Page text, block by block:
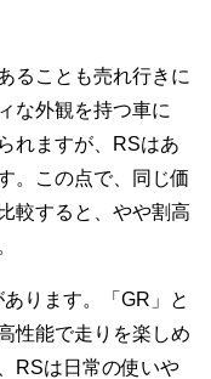
ることも売れ行きに
な外観を持つ車に
れますが、RSはあ
。この点で、同じ価
較すると、やや割高
ります。「GR」と
性能で走りを楽しめ
RSは日常の使いや